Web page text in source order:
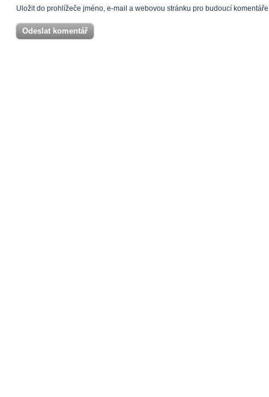
Uložit do prohlížeče jméno, e-mail a webovou stránku pro budoucí